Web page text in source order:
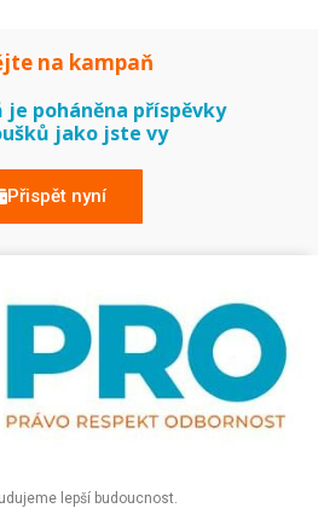
na kampaň
je poháněna příspěvky
jako jste vy
Přispět nyní
lepší budoucnost.